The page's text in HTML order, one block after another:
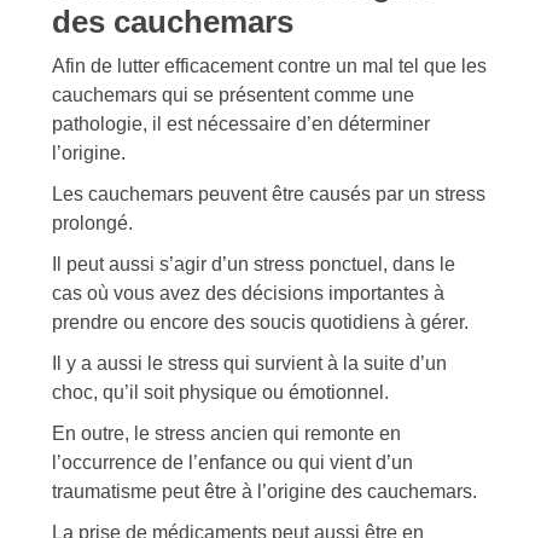
des cauchemars
Afin de lutter efficacement contre un mal tel que les
cauchemars qui se présentent comme une
pathologie, il est nécessaire d’en déterminer
l’origine.
Les cauchemars peuvent être causés par un stress
prolongé.
Il peut aussi s’agir d’un stress ponctuel, dans le
cas où vous avez des décisions importantes à
prendre ou encore des soucis quotidiens à gérer.
Il y a aussi le stress qui survient à la suite d’un
choc, qu’il soit physique ou émotionnel.
En outre, le stress ancien qui remonte en
l’occurrence de l’enfance ou qui vient d’un
traumatisme peut être à l’origine des cauchemars.
La prise de médicaments peut aussi être en